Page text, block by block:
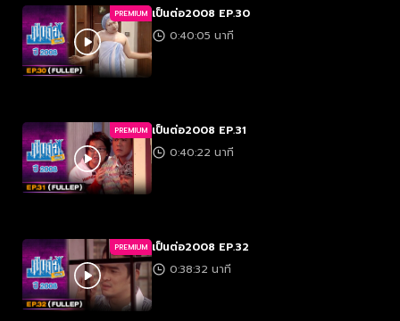
PREMIUM เป็นต่อ2008 EP.30
0:40:05 นาที
PREMIUM เป็นต่อ2008 EP.31
0:40:22 นาที
PREMIUM เป็นต่อ2008 EP.32
0:38:32 นาที